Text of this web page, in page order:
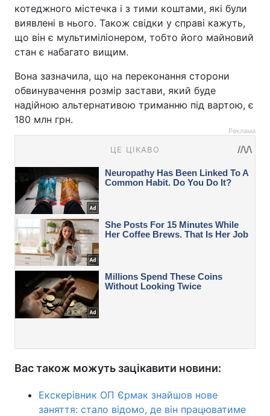
котеджного містечка і з тими коштами, які були
виявлені в нього. Також свідки у справі кажуть,
що він є мультиміліонером, тобто його майновий
стан є набагато вищим.
Вона зазначила, що на переконання сторони
обвинувачення розмір застави, який буде
надійною альтернативою триманню під вартою, є
180 млн грн.
Реклама
Вас також можуть зацікавити новини:
Екскерівник ОП Єрмак знайшов нове
заняття: стало відомо, де він працюватиме